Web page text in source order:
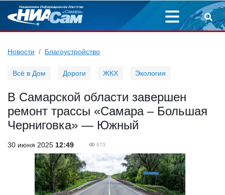
Новости Благоустройство
Всё в Дом Дороги ЖКХ Экология
В Самарской области завершен
ремонт трассы «Самара – Большая
Черниговка» — Южный
30 июня 2025 12:49 673